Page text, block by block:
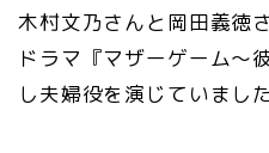
木村文乃さんと岡田義徳
ドラマ『マザーゲーム～
し夫婦役を演じていました